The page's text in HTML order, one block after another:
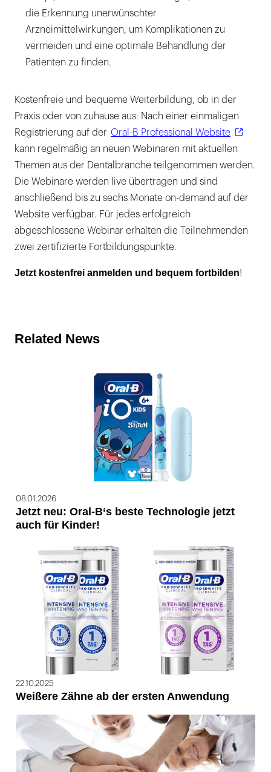
die Erkennung unerwünschter
Arzneimittelwirkungen, um Komplikationen zu
vermeiden und eine optimale Behandlung der
Patienten zu finden.
Kostenfreie und bequeme Weiterbildung, ob in der
Praxis oder von zuhause aus: Nach einer einmaligen
Registrierung auf der Oral-B Professional Website
kann regelmäßig an neuen Webinaren mit aktuellen
Themen aus der Dentalbranche teilgenommen werden.
Die Webinare werden live übertragen und sind
anschließend bis zu sechs Monate on-demand auf der
Website verfügbar. Für jedes erfolgreich
abgeschlossene Webinar erhalten die Teilnehmenden
zwei zertifizierte Fortbildungspunkte.
Jetzt kostenfrei anmelden und bequem fortbilden!
Related News
08.01.2026
Jetzt neu: Oral-B‘s beste Technologie jetzt
auch für Kinder!
22.10.2025
Weißere Zähne ab der ersten Anwendung